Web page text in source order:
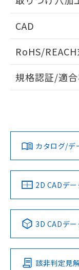
CAD
ドすることが
ダウンロードデー
みください。
ソフトウェアの使用
RoHS/
EU RoHS 注意
対応済み
中国 RoHS 注
Pb
規格認証/適
LR型式承認
（イギリス
船舶規格）
No
その他の
カタログ/デ
2D CADデー
3D CADデー
該非判定見
また、
物質の対
既に当社
している
り、2022
す。